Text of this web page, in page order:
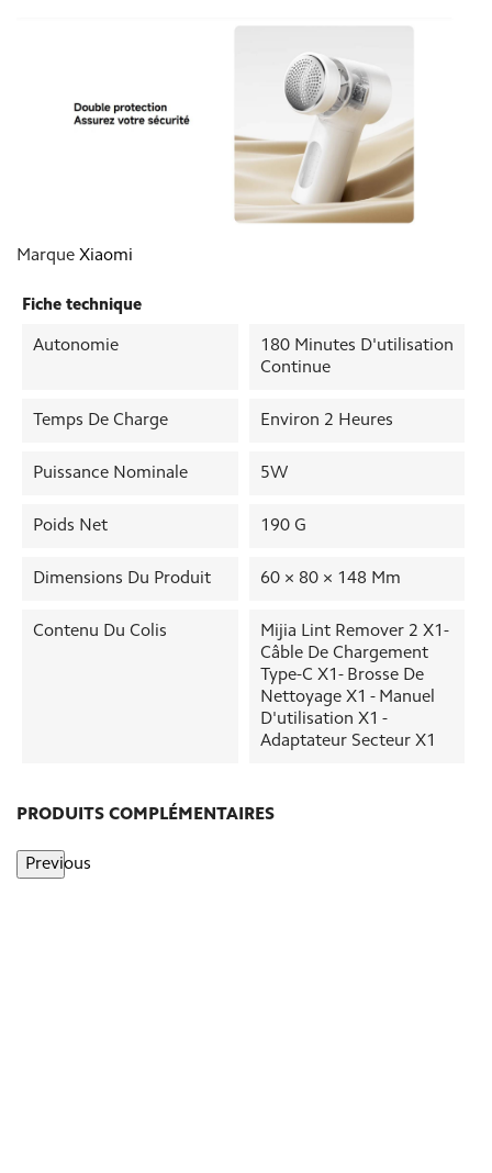
Marque Xiaomi
Fiche technique
Autonomie
180 Minutes D'utilisation
Continue
Temps De Charge Environ 2 Heures
Puissance Nominale 5W
Poids Net 190 G
Dimensions Du Produit 60 × 80 × 148 Mm
Contenu Du Colis
Mijia Lint Remover 2 X1-
Câble De Chargement
Type-C X1- Brosse De
Nettoyage X1 - Manuel
D'utilisation X1 -
Adaptateur Secteur X1
PRODUITS COMPLÉMENTAIRES
Previous